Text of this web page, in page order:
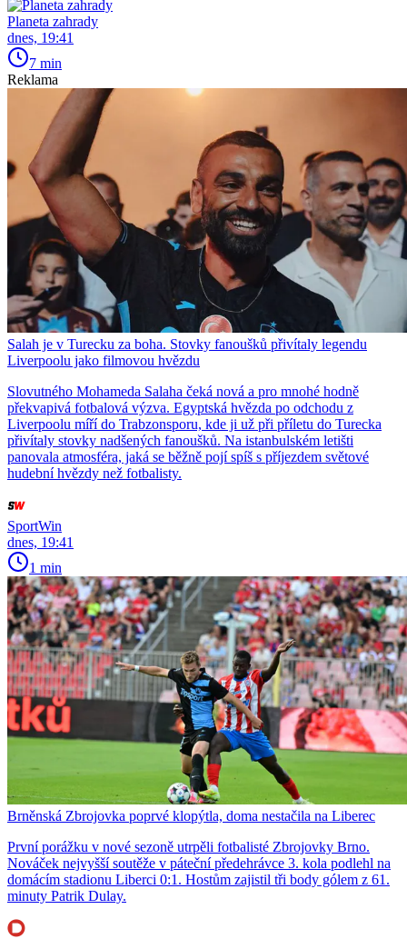
Planeta zahrady
dnes, 19:41
7 min
Reklama
Salah je v Turecku za boha. Stovky fanoušků přivítaly legendu
Liverpoolu jako filmovou hvězdu
Slovutného Mohameda Salaha čeká nová a pro mnohé hodně
překvapivá fotbalová výzva. Egyptská hvězda po odchodu z
Liverpoolu míří do Trabzonsporu, kde ji už při příletu do Turecka
přivítaly stovky nadšených fanoušků. Na istanbulském letišti
panovala atmosféra, jaká se běžně pojí spíš s příjezdem světové
hudební hvězdy než fotbalisty.
SportWin
dnes, 19:41
1 min
Brněnská Zbrojovka poprvé klopýtla, doma nestačila na Liberec
První porážku v nové sezoně utrpěli fotbalisté Zbrojovky Brno.
Nováček nejvyšší soutěže v páteční předehrávce 3. kola podlehl na
domácím stadionu Liberci 0:1. Hostům zajistil tři body gólem z 61.
minuty Patrik Dulay.